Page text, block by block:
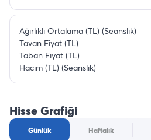
Ağırlıklı Ortalama (TL) (Seanslık)
Tavan Fiyat (TL)
Taban Fiyat (TL)
Hacim (TL) (Seanslık)
Hisse Grafiği
Günlük Haftalık